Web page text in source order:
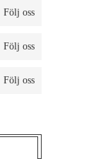
Följ oss
Följ oss
Följ oss